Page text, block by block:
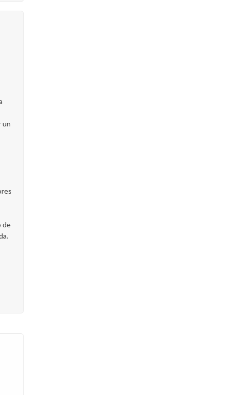
un
de